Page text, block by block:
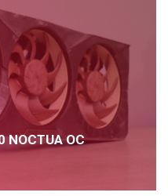
NOCTUA OC